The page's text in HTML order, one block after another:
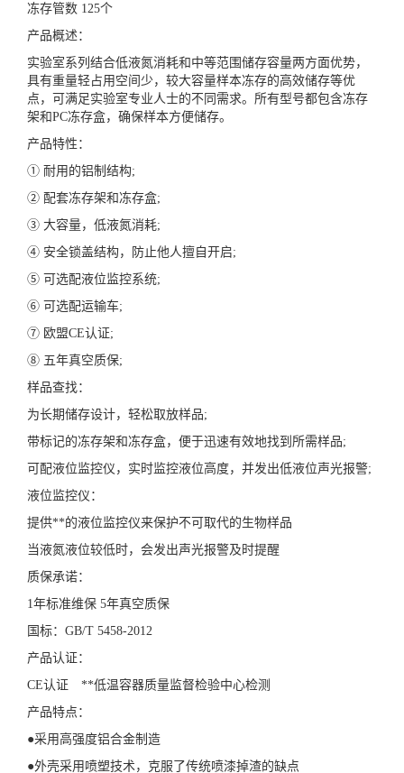
冻存管数 125个
产品概述：
实验室系列结合低液氮消耗和中等范围储存容量两方面优势，
具有重量轻占用空间少，较大容量样本冻存的高效储存等优
点，可满足实验室专业人士的不同需求。所有型号都包含冻存
架和PC冻存盒，确保样本方便储存。
产品特性：
① 耐用的铝制结构;
② 配套冻存架和冻存盒;
③ 大容量，低液氮消耗;
④ 安全锁盖结构，防止他人擅自开启;
⑤ 可选配液位监控系统;
⑥ 可选配运输车;
⑦ 欧盟CE认证;
⑧ 五年真空质保;
样品查找：
为长期储存设计，轻松取放样品;
带标记的冻存架和冻存盒，便于迅速有效地找到所需样品;
可配液位监控仪，实时监控液位高度，并发出低液位声光报警;
液位监控仪：
提供**的液位监控仪来保护不可取代的生物样品
当液氮液位较低时，会发出声光报警及时提醒
质保承诺：
1年标准维保 5年真空质保
国标：GB/T 5458-2012
产品认证：
CE认证 **低温容器质量监督检验中心检测
产品特点：
●采用高强度铝合金制造
●外壳采用喷塑技术，克服了传统喷漆掉渣的缺点